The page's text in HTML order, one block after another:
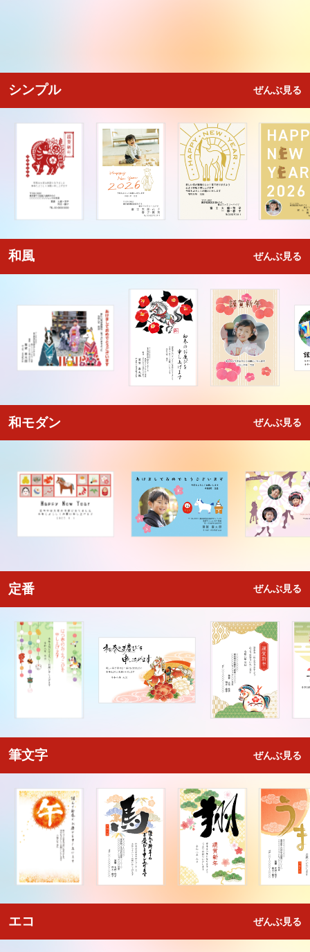
シンプル ぜんぶ見る
和風 ぜんぶ見る
和モダン ぜんぶ見る
定番 ぜんぶ見る
筆文字 ぜんぶ見る
エコ ぜんぶ見る